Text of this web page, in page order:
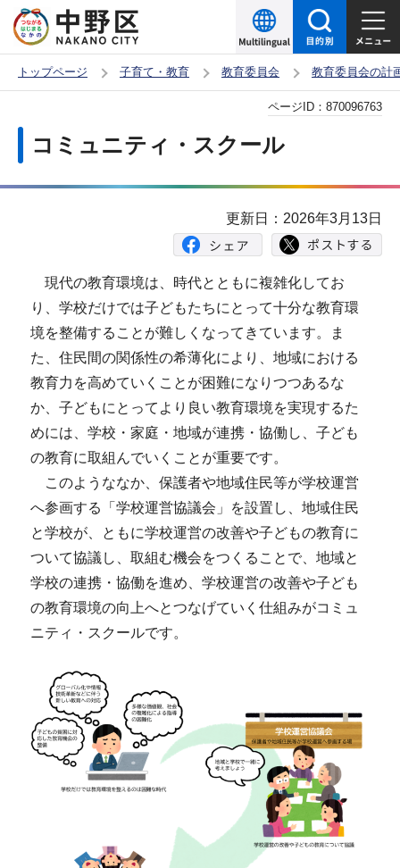
の
ー
頭
トップページ 子育て・教育 教育委員会 教育委員会の計
コミュニティ・スクール
ページID： 870096763
更新日：2026年3月13日
現代の教育環境は、時代とともに複雑化してお
り、学校だけでは子どもたちにとって十分な教育環
境を整備することが難しくなってきています。ま
た、住民間の関係性の希薄化により、地域における
教育力を高めていくことが困難になりつつあるな
か、子どもにとってより良い教育環境を実現するた
めには、学校・家庭・地域が連携・協働し、子ども
の教育に取組んでいくことが重要です。
このようななか、保護者や地域住民等が学校運営
へ参画する「学校運営協議会」を設置し、地域住民
と学校が、ともに学校運営の改善や子どもの教育に
ついて協議し、取組む機会をつくることで、地域と
学校の連携・協働を進め、学校運営の改善や子ども
の教育環境の向上へとつなげていく仕組みがコミュ
ニティ・スクールです。